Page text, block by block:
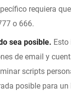
requiera
o 666.
sea posible.
de email y
scripts
posible para